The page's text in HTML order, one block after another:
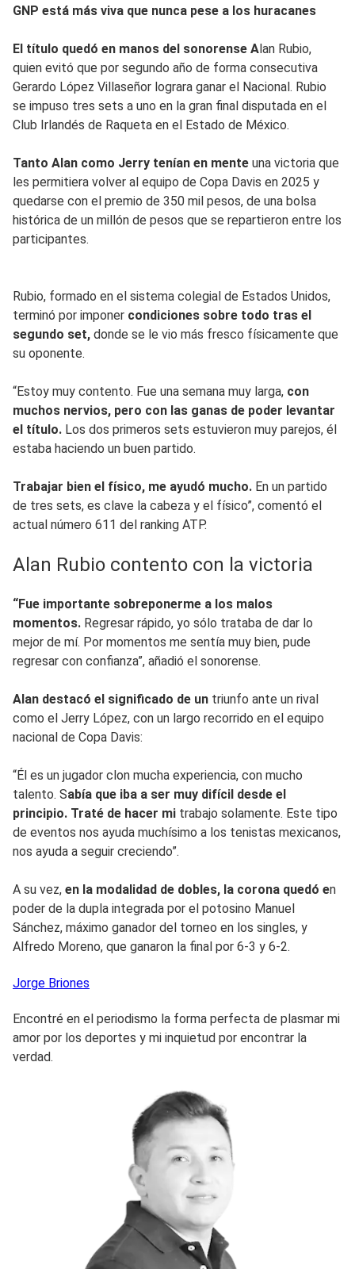
GNP está más viva que nunca pese a los huracanes
El título quedó en manos del sonorense Alan Rubio,
quien evitó que por segundo año de forma consecutiva
Gerardo López Villaseñor lograra ganar el Nacional. Rubio
se impuso tres sets a uno en la gran final disputada en el
Club Irlandés de Raqueta en el Estado de México.
Tanto Alan como Jerry tenían en mente una victoria que
les permitiera volver al equipo de Copa Davis en 2025 y
quedarse con el premio de 350 mil pesos, de una bolsa
histórica de un millón de pesos que se repartieron entre los
participantes.
Rubio, formado en el sistema colegial de Estados Unidos,
terminó por imponer condiciones sobre todo tras el
segundo set, donde se le vio más fresco físicamente que
su oponente.
“Estoy muy contento. Fue una semana muy larga, con
muchos nervios, pero con las ganas de poder levantar
el título. Los dos primeros sets estuvieron muy parejos, él
estaba haciendo un buen partido.
Trabajar bien el físico, me ayudó mucho. En un partido
de tres sets, es clave la cabeza y el físico”, comentó el
actual número 611 del ranking ATP.
Alan Rubio contento con la victoria
“Fue importante sobreponerme a los malos
momentos. Regresar rápido, yo sólo trataba de dar lo
mejor de mí. Por momentos me sentía muy bien, pude
regresar con confianza”, añadió el sonorense.
Alan destacó el significado de un triunfo ante un rival
como el Jerry López, con un largo recorrido en el equipo
nacional de Copa Davis:
“Él es un jugador clon mucha experiencia, con mucho
talento. Sabía que iba a ser muy difícil desde el
principio. Traté de hacer mi trabajo solamente. Este tipo
de eventos nos ayuda muchísimo a los tenistas mexicanos,
nos ayuda a seguir creciendo”.
A su vez, en la modalidad de dobles, la corona quedó en
poder de la dupla integrada por el potosino Manuel
Sánchez, máximo ganador del torneo en los singles, y
Alfredo Moreno, que ganaron la final por 6-3 y 6-2.
Jorge Briones
Encontré en el periodismo la forma perfecta de plasmar mi
amor por los deportes y mi inquietud por encontrar la
verdad.